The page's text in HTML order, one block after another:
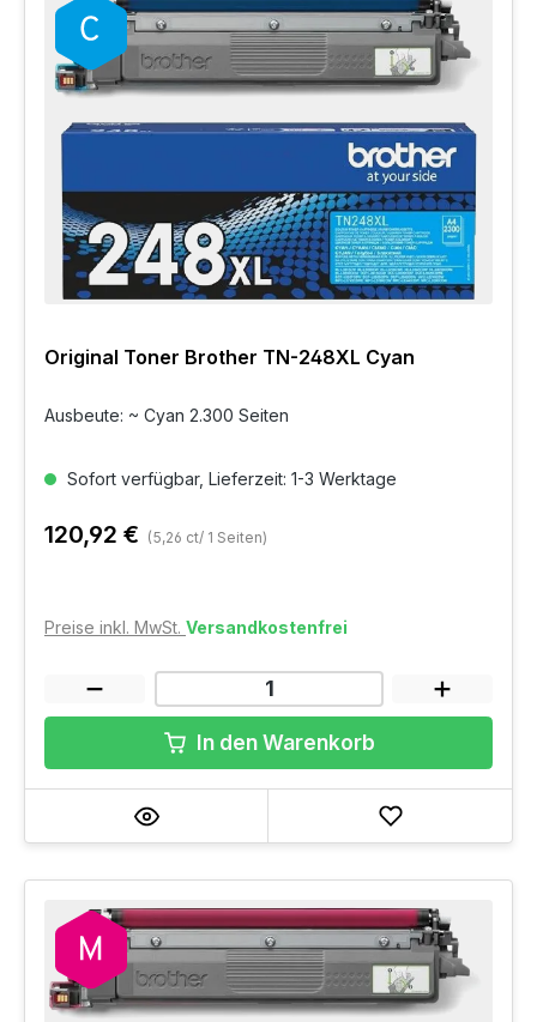
Original Toner Brother TN-248XL Cyan
Ausbeute: ~ Cyan 2.300 Seiten
Sofort verfügbar, Lieferzeit: 1-3 Werktage
120,92 € (5,26 ct/ 1 Seiten)
Preise inkl. MwSt. Versandkostenfrei
In den Warenkorb